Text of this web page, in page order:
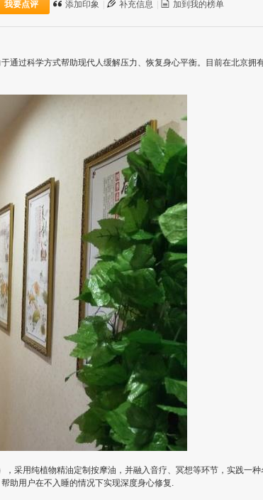
我要点评 添加印象 补充信息 加到我的榜单
通过科学方式帮助现代人缓解压力、恢复身心平衡。目前在北京拥
采用纯植物精油定制按摩油，并融入音疗、冥想等环节，实践一
助用户在不入睡的情况下实现深度身心修复.